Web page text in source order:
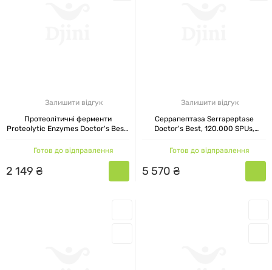
Залишити відгук
Протеолітичні ферменти
Proteolytic Enzymes Doctor's Best,
Готов до відправлення
2 149 ₴
Залишити відгук
Серрапептаза Serrapeptase
Doctor's Best, 120.000 SPUs,
Готов до відправлення
5 570 ₴